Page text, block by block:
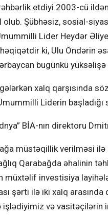
etdiyi 2003-cü
Şübhəsiz, sosial-
Lider Heydər
ki, Ulu Öndərin
bugünkü
xalq qarşısında
Liderin
BİA-nın direktoru
müstəqillik verilməsi
Qarabağda əhalinin
müxtəlif investisiya
şərti ilə iki xalq
işlədiyimiz və vasitəçilərin